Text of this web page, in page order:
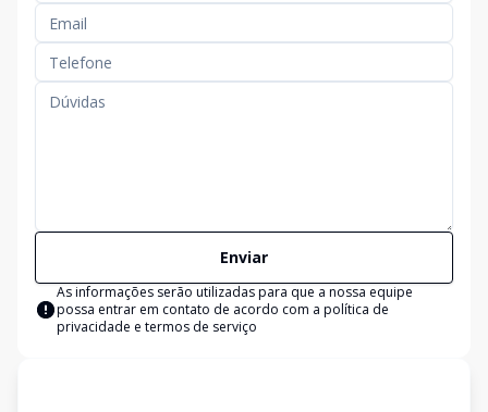
Enviar
As informações serão utilizadas para que a nossa equipe
possa entrar em contato de acordo com a política de
privacidade e termos de serviço